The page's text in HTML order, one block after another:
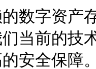
的数字资
当前的技